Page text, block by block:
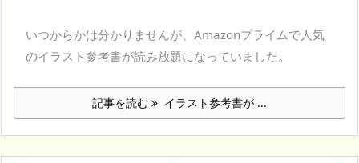
いつからかは分かりませんが、Amazonプライムで人気
のイラスト参考書が読み放題になっていました。
記事を読む イラスト参考書が ...